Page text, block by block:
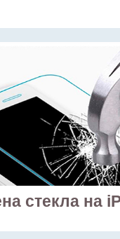
стекла на